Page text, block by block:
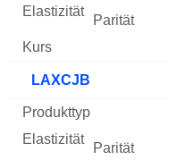
LAXCJB